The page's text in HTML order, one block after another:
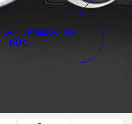
CAMERA THỦ
ĐỨC